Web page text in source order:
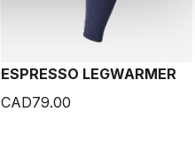
ESPRESSO LEGWARMER
CAD79.00